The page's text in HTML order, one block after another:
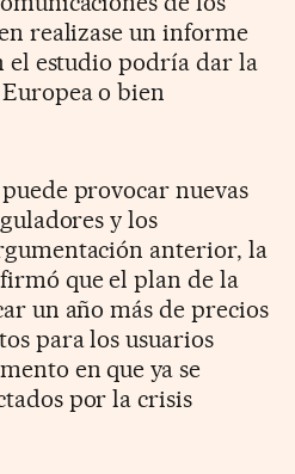
realizase un informe
el estudio podría dar la
o bien
provocar nuevas
y los
anterior, la
que el plan de la
un año más de precios
para los usuarios
en que ya se
por la crisis